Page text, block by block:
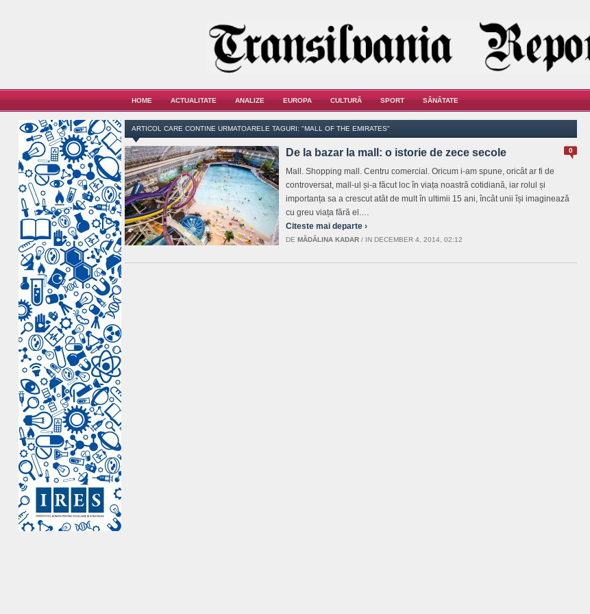
HOME ACTUALITATE ANALIZE EUROPA CULTURĂ SPORT SĂNĂTATE
ARTICOL CARE CONTINE URMATOARELE TAGURI: "MALL OF THE EMIRATES"
0
De la bazar la mall: o istorie de zece secole
Mall. Shopping mall. Centru comercial. Oricum i-am spune, oricât ar fi de
controversat, mall-ul și-a făcut loc în viața noastră cotidiană, iar rolul și
importanța sa a crescut atât de mult în ultimii 15 ani, încât unii își imaginează
cu greu viața fără el.…
Citeste mai departe ›
DE MĂDĂLINA KADAR / IN DECEMBER 4, 2014, 02:12